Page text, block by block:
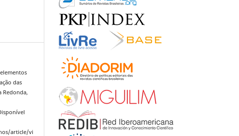
elementos
das
Redonda,
article/vi